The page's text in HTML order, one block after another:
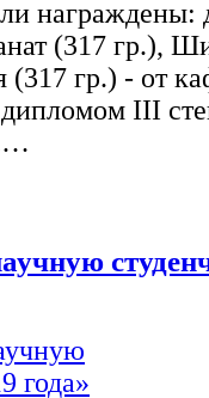
(317 гр.),
(317 гр.) - от
III